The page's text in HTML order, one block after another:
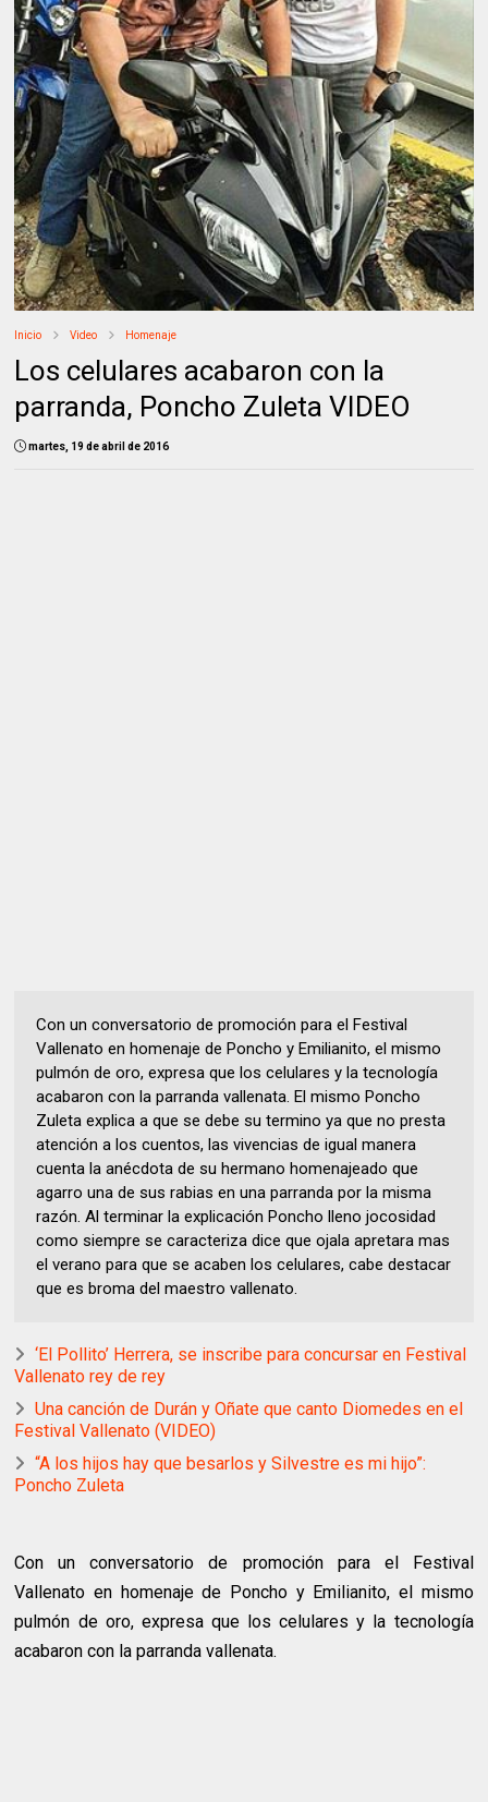
Inicio Video Homenaje
Los celulares acabaron con la
parranda, Poncho Zuleta VIDEO
martes, 19 de abril de 2016
Con un conversatorio de promoción para el Festival
Vallenato en homenaje de Poncho y Emilianito, el mismo
pulmón de oro, expresa que los celulares y la tecnología
acabaron con la parranda vallenata. El mismo Poncho
Zuleta explica a que se debe su termino ya que no presta
atención a los cuentos, las vivencias de igual manera
cuenta la anécdota de su hermano homenajeado que
agarro una de sus rabias en una parranda por la misma
razón. Al terminar la explicación Poncho lleno jocosidad
como siempre se caracteriza dice que ojala apretara mas
el verano para que se acaben los celulares, cabe destacar
que es broma del maestro vallenato.
‘El Pollito’ Herrera, se inscribe para concursar en Festival
Vallenato rey de rey
Una canción de Durán y Oñate que canto Diomedes en el
Festival Vallenato (VIDEO)
“A los hijos hay que besarlos y Silvestre es mi hijo”:
Poncho Zuleta
Con un conversatorio de promoción para el Festival
Vallenato en homenaje de Poncho y Emilianito, el mismo
pulmón de oro, expresa que los celulares y la tecnología
acabaron con la parranda vallenata.